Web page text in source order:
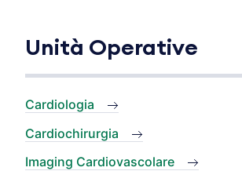
Unità Operative
Cardiologia
Cardiochirurgia
Imaging Cardiovascolare